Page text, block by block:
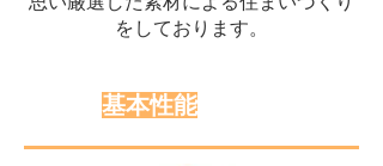
をしております。
基本性能